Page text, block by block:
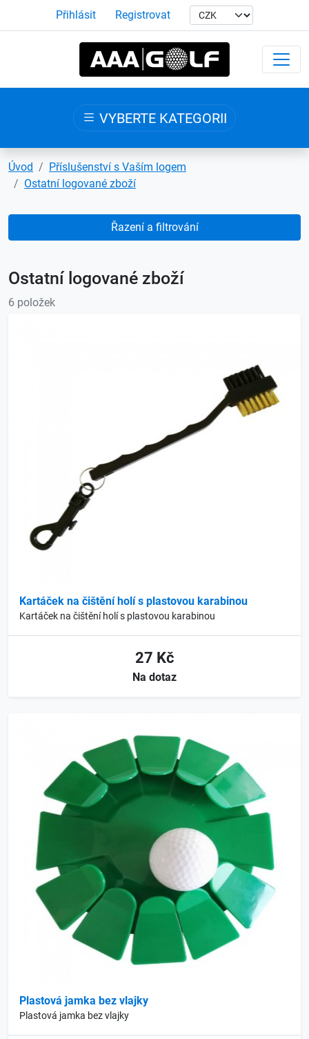
Přihlásit Registrovat
VYBERTE KATEGORII
Úvod
Příslušenství s Vaším logem
Ostatní logované zboží
Řazení a filtrování
Ostatní logované zboží
6 položek
Kartáček na čištění holí s plastovou karabinou
Kartáček na čištění holí s plastovou karabinou
27 Kč
Na dotaz
Plastová jamka bez vlajky
Plastová jamka bez vlajky